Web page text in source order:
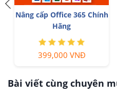
Nâng cấp Office 365 Chính
Hãng
399,000 VNĐ
Bài viết cùng chuyên